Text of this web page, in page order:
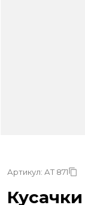
Артикул: АТ 871